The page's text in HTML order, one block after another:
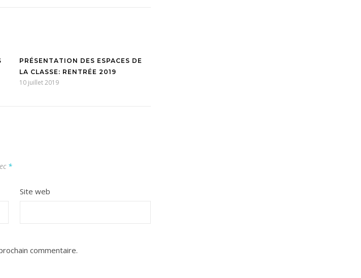
PRÉSENTATION DES ESPACES DE
LA CLASSE: RENTRÉE 2019
10 juillet 2019
*
Site web
commentaire.